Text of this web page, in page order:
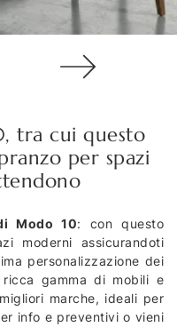
tra cui questo
per spazi
Modo 10: con questo
moderni assicurandoti
personalizzazione dei
gamma di mobili e
marche, ideali per
info e preventivi o vieni